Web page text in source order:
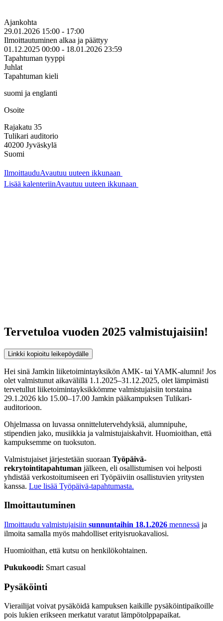
Ajankohta
29.01.2026 15:00 - 17:00
Ilmoittautuminen alkaa ja päättyy
01.12.2025 00:00 - 18.01.2026 23:59
Tapahtuman tyyppi
Juhlat
Tapahtuman kieli
suomi ja englanti
Osoite
Rajakatu 35
Tulikari auditorio
40200 Jyväskylä
Suomi
IlmoittauduAvautuu uuteen ikkunaan
Lisää kalenteriinAvautuu uuteen ikkunaan
Tervetuloa vuoden 2025 valmistujaisiin!
Linkki kopioitu leikepöydälle
Hei sinä Jamkin liiketoimintayksikön AMK- tai YAMK-alumni! Jos
olet valmistunut aikavälillä 1.1.2025–31.12.2025, olet lämpimästi
tervetullut liiketoimintayksikkömme valmistujaisiin torstaina
29.1.2026 klo 15.00–17.00 Jamkin pääkampuksen Tulikari-
auditorioon.
Ohjelmassa on luvassa onnittelutervehdyksiä, alumnipuhe,
stipendien jako, musiikkia ja valmistujaiskahvit. Huomioithan, että
kampuksemme on tuoksuton.
Valmistujaiset järjestetään suoraan Työpäivä-
rekrytointitapahtuman jälkeen, eli osallistumisen voi helposti
yhdistää verkostoitumiseen eri Työpäiviin osallistuvien yritysten
kanssa. Lue lisää Työpäivä-tapahtumasta.
Ilmoittautuminen
Ilmoittaudu valmistujaisiin sunnuntaihin 18.1.2026 mennessä ja
ilmoita samalla myös mahdolliset erityisruokavaliosi.
Huomioithan, että kutsu on henkilökohtainen.
Pukukoodi: Smart casual
Pysäköinti
Vierailijat voivat pysäköidä kampuksen kaikille pysäköintipaikoille
pois lukien erikseen merkatut varatut lämpötolppapaikat.